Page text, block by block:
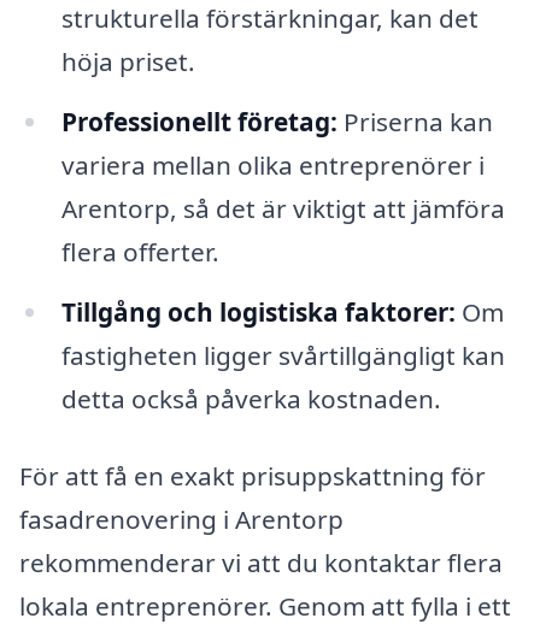
strukturella förstärkningar, kan det
höja priset.
Professionellt företag: Priserna kan
variera mellan olika entreprenörer i
Arentorp, så det är viktigt att jämföra
flera offerter.
Tillgång och logistiska faktorer: Om
fastigheten ligger svårtillgängligt kan
detta också påverka kostnaden.
För att få en exakt prisuppskattning för
fasadrenovering i Arentorp
rekommenderar vi att du kontaktar flera
lokala entreprenörer. Genom att fylla i ett